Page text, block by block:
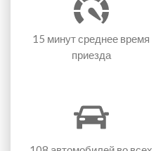
15 минутсреднее время
приезда